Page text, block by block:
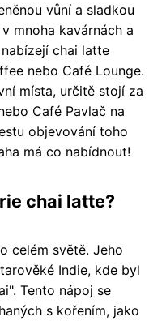
vůní a sladkou
mnoha kavárnách a
chai latte
nebo Café Lounge.
místa, určitě stojí za
Café Pavlač na
objevování toho
má co nabídnout!
chai latte?
celém světě. Jeho
Indie, kde byl
Tento nápoj se
s kořením, jako